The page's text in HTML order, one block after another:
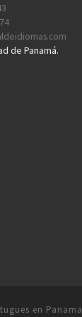
de Panamá.
en Panama